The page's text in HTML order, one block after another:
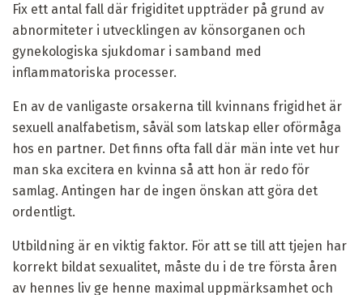
Fix ett antal fall där frigiditet uppträder på grund av
abnormiteter i utvecklingen av könsorganen och
gynekologiska sjukdomar i samband med
inflammatoriska processer.
En av de vanligaste orsakerna till kvinnans frigidhet är
sexuell analfabetism, såväl som latskap eller oförmåga
hos en partner. Det finns ofta fall där män inte vet hur
man ska excitera en kvinna så att hon är redo för
samlag. Antingen har de ingen önskan att göra det
ordentligt.
Utbildning är en viktig faktor. För att se till att tjejen har
korrekt bildat sexualitet, måste du i de tre första åren
av hennes liv ge henne maximal uppmärksamhet och